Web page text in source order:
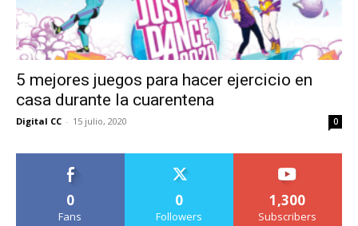
5 mejores juegos para hacer ejercicio en
casa durante la cuarentena
Digital CC - 15 julio, 2020 0
0
Fans
0
Followers
1,300
Subscribers